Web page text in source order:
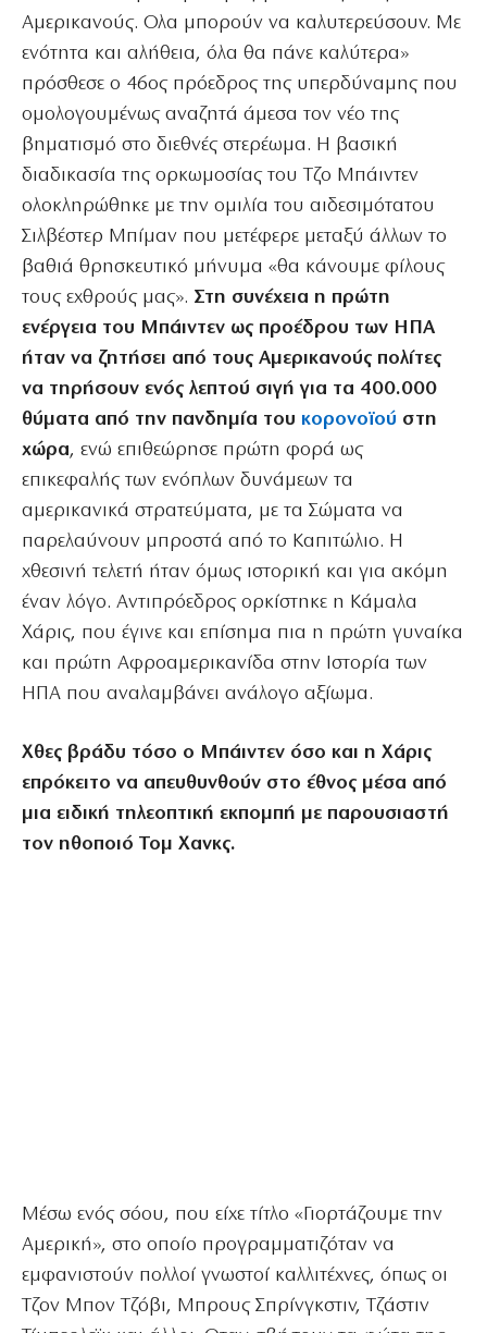
Αμερικανούς. Ολα μπορούν να καλυτερεύσουν. Με
ενότητα και αλήθεια, όλα θα πάνε καλύτερα»
πρόσθεσε ο 46ος πρόεδρος της υπερδύναμης που
ομολογουμένως αναζητά άμεσα τον νέο της
βηματισμό στο διεθνές στερέωμα. Η βασική
διαδικασία της ορκωμοσίας του Τζο Μπάιντεν
ολοκληρώθηκε με την ομιλία του αιδεσιμότατου
Σιλβέστερ Μπίμαν που μετέφερε μεταξύ άλλων το
βαθιά θρησκευτικό μήνυμα «θα κάνουμε φίλους
τους εχθρούς μας». Στη συνέχεια η πρώτη
ενέργεια του Μπάιντεν ως προέδρου των ΗΠΑ
ήταν να ζητήσει από τους Αμερικανούς πολίτες
να τηρήσουν ενός λεπτού σιγή για τα 400.000
θύματα από την πανδημία του κορονοϊού στη
χώρα, ενώ επιθεώρησε πρώτη φορά ως
επικεφαλής των ενόπλων δυνάμεων τα
αμερικανικά στρατεύματα, με τα Σώματα να
παρελαύνουν μπροστά από το Καπιτώλιο. Η
χθεσινή τελετή ήταν όμως ιστορική και για ακόμη
έναν λόγο. Αντιπρόεδρος ορκίστηκε η Κάμαλα
Χάρις, που έγινε και επίσημα πια η πρώτη γυναίκα
και πρώτη Αφροαμερικανίδα στην Ιστορία των
ΗΠΑ που αναλαμβάνει ανάλογο αξίωμα.
Χθες βράδυ τόσο ο Μπάιντεν όσο και η Χάρις
επρόκειτο να απευθυνθούν στο έθνος μέσα από
μια ειδική τηλεοπτική εκπομπή με παρουσιαστή
τον ηθοποιό Τομ Χανκς.
Μέσω ενός σόου, που είχε τίτλο «Γιορτάζουμε την
Αμερική», στο οποίο προγραμματιζόταν να
εμφανιστούν πολλοί γνωστοί καλλιτέχνες, όπως οι
Τζον Μπον Τζόβι, Μπρους Σπρίνγκστιν, Τζάστιν